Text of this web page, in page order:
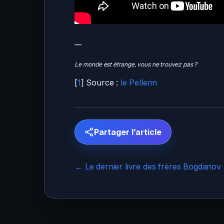
Le monde est étrange, vous ne trouvez pas ?
[1] Source : le Pellerin
Partager l’article
← Le dernier livre des frères Bogdanov